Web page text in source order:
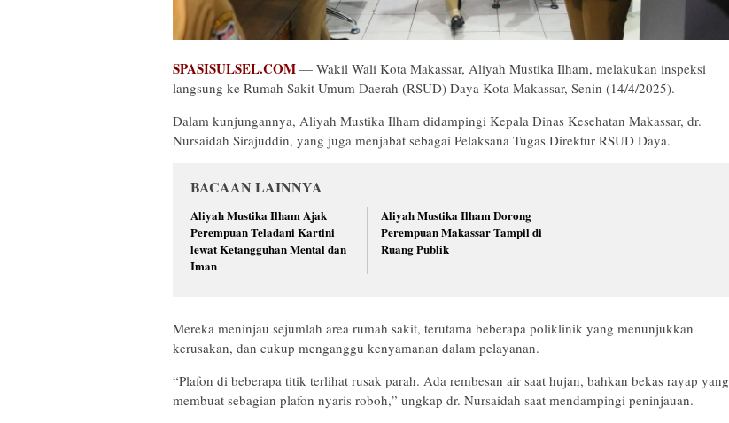
SPASISULSEL.COM — Wakil Wali Kota Makassar, Aliyah Mustika Ilham, melakukan inspeksi
langsung ke Rumah Sakit Umum Daerah (RSUD) Daya Kota Makassar, Senin (14/4/2025).
Dalam kunjungannya, Aliyah Mustika Ilham didampingi Kepala Dinas Kesehatan Makassar, dr.
Nursaidah Sirajuddin, yang juga menjabat sebagai Pelaksana Tugas Direktur RSUD Daya.
BACAAN LAINNYA
Aliyah Mustika Ilham Ajak
Perempuan Teladani Kartini
lewat Ketangguhan Mental dan
Iman
Aliyah Mustika Ilham Dorong
Perempuan Makassar Tampil di
Ruang Publik
Mereka meninjau sejumlah area rumah sakit, terutama beberapa poliklinik yang menunjukkan
kerusakan, dan cukup menganggu kenyamanan dalam pelayanan.
“Plafon di beberapa titik terlihat rusak parah. Ada rembesan air saat hujan, bahkan bekas rayap yang
membuat sebagian plafon nyaris roboh,” ungkap dr. Nursaidah saat mendampingi peninjauan.